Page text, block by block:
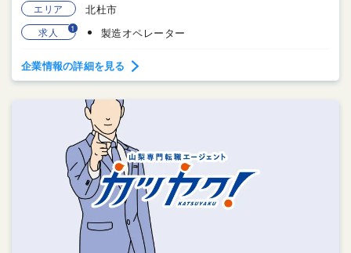
エリア 北杜市
求人 1 製造オペレーター
企業情報の詳細を見る